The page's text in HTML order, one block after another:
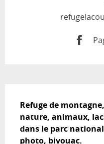
Refuge de
nature, animaux,
dans le parc
photo, bivouac.